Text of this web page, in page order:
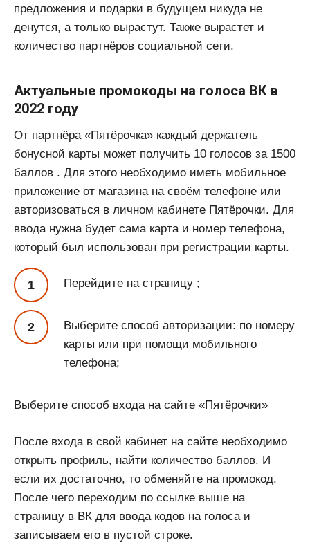
предложения и подарки в будущем никуда не
денутся, а только вырастут. Также вырастет и
количество партнёров социальной сети.
Актуальные промокоды на голоса ВК в
2022 году
От партнёра «Пятёрочка» каждый держатель
бонусной карты может получить 10 голосов за 1500
баллов . Для этого необходимо иметь мобильное
приложение от магазина на своём телефоне или
авторизоваться в личном кабинете Пятёрочки. Для
ввода нужна будет сама карта и номер телефона,
который был использован при регистрации карты.
Перейдите на страницу ;
Выберите способ авторизации: по номеру
карты или при помощи мобильного
телефона;
Выберите способ входа на сайте «Пятёрочки»
После входа в свой кабинет на сайте необходимо
открыть профиль, найти количество баллов. И
если их достаточно, то обменяйте на промокод.
После чего переходим по ссылке выше на
страницу в ВК для ввода кодов на голоса и
записываем его в пустой строке.